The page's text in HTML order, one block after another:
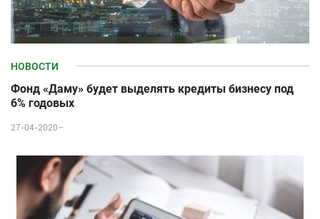
НОВОСТИ
Фонд «Даму» будет выделять кредиты бизнесу под
6% годовых
27-04-2020–